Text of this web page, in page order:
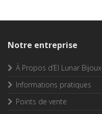
Notre entreprise
À Propos d’El Lunar Bijoux
Informations pratiques
Points de vente